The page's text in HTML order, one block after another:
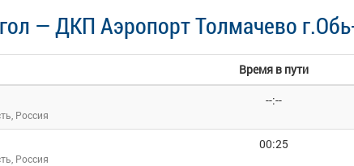
— ДКП Аэропорт Толмачево
Время в пути
Россия
--:--
Россия
00:25